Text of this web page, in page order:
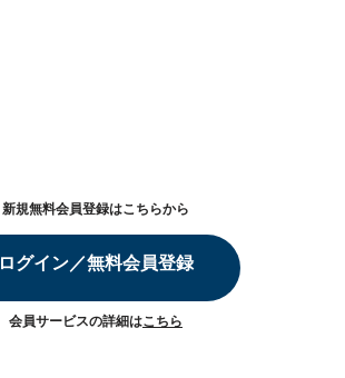
新規無料会員登録はこちらから
ログイン／無料会員登録
会員サービスの詳細はこちら